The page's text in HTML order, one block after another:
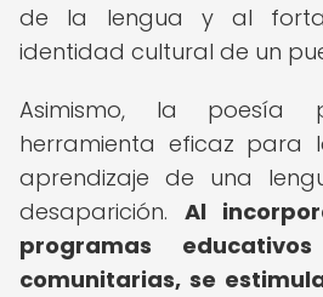
de la lengua y al
identidad cultural de un
Asimismo, la poesía
herramienta eficaz para
aprendizaje de una
desaparición. Al
programas
comunitarias, se